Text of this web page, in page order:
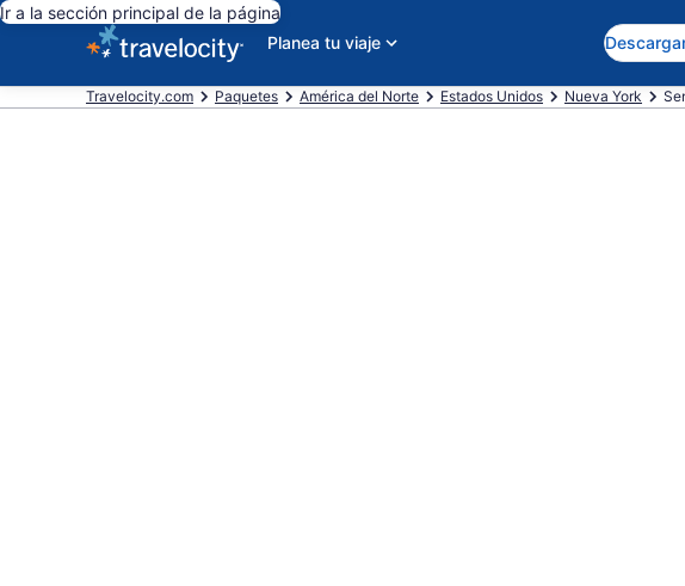
Ir a la sección principal de la página
Planea tu viaje
Travelocity.com Paquetes América del Norte Estados Unidos Nueva York